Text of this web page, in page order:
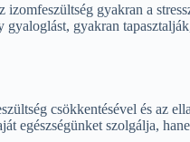
gyakran a
gyakran
csökkentésével és az
egészségünket szolgálja,